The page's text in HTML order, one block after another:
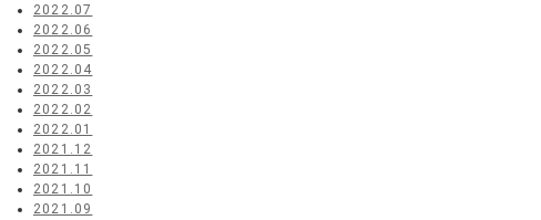
2022.07
2022.06
2022.05
2022.04
2022.03
2022.02
2022.01
2021.12
2021.11
2021.10
2021.09